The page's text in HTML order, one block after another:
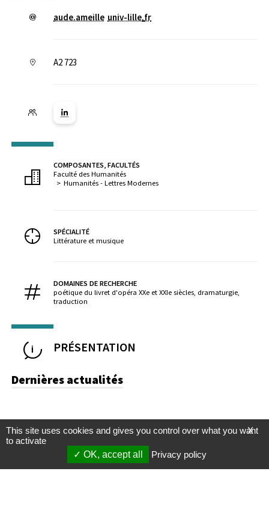
aude.ameille univ-lille.fr
A2 723
Lien vers la page Linkedin ( Nouvelle fenêtre)
COMPOSANTES, FACULTÉS
Faculté des Humanités
Humanités - Lettres Modernes
SPÉCIALITÉ
Littérature et musique
DOMAINES DE RECHERCHE
poétique du livret d'opéra XXe et XXIe siècles, dramaturgie,
traduction
PRÉSENTATION
Dernières actualités
X
This site uses cookies and gives you control over what you want
to activate
OK, accept all
Privacy policy